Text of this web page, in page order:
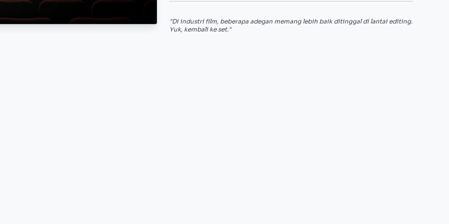
"Di industri film, beberapa adegan memang lebih baik ditinggal di lantai editing.
Yuk, kembali ke set."